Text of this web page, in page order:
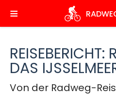
zum
Inhalt
REISEBERICHT:
DAS
Von der Radweg-